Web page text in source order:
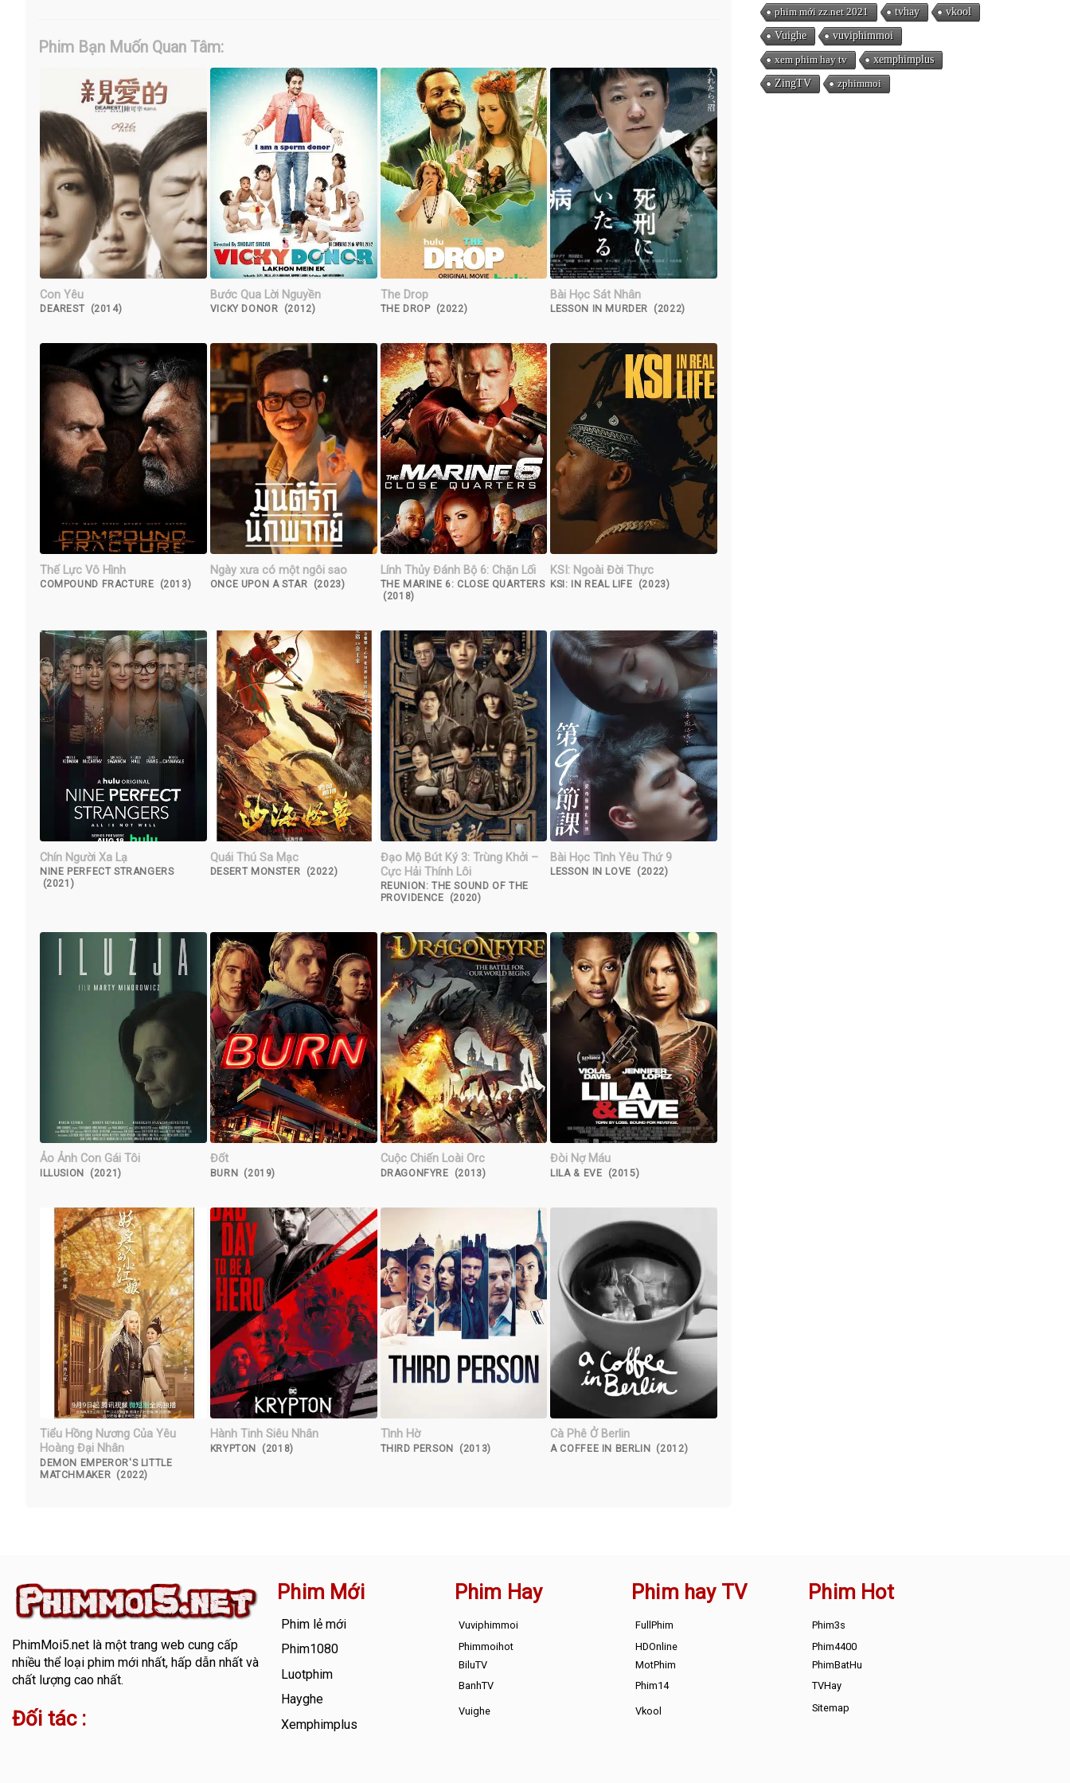
Phim Bạn Muốn Quan Tâm:
Con Yêu
DEAREST (2014)
Bước Qua Lời Nguyền
VICKY DONOR (2012)
The Drop
THE DROP (2022)
Bài Học Sát Nhân
LESSON IN MURDER (2022)
Thế Lực Vô Hình
COMPOUND FRACTURE (2013)
Ngày xưa có một ngôi sao
ONCE UPON A STAR (2023)
Lính Thủy Đánh Bộ 6: Chặn Lối
THE MARINE 6: CLOSE QUARTERS
(2018)
KSI: Ngoài Đời Thực
KSI: IN REAL LIFE (2023)
Chín Người Xa Lạ
NINE PERFECT STRANGERS
(2021)
Quái Thú Sa Mạc
DESERT MONSTER (2022)
Đạo Mộ Bút Ký 3: Trùng Khởi –
Cực Hải Thính Lôi
REUNION: THE SOUND OF THE
PROVIDENCE (2020)
Bài Học Tình Yêu Thứ 9
LESSON IN LOVE (2022)
Ảo Ảnh Con Gái Tôi
ILLUSION (2021)
Đốt
BURN (2019)
Cuộc Chiến Loài Orc
DRAGONFYRE (2013)
Đòi Nợ Máu
LILA & EVE (2015)
Tiểu Hồng Nương Của Yêu
Hoàng Đại Nhân
DEMON EMPEROR'S LITTLE
MATCHMAKER (2022)
Hành Tinh Siêu Nhân
KRYPTON (2018)
Tình Hờ
THIRD PERSON (2013)
Cà Phê Ở Berlin
A COFFEE IN BERLIN (2012)
phim mới zz.net 2021
tvhay
vkool
Vuighe
vuviphimmoi
xem phim hay tv
xemphimplus
ZingTV
zphimmoi
PhimMoi5.netlà một trang web cung cấp
nhiều thể loại phim mới nhất, hấp dẫn nhất và
chất lượng cao nhất.
Đối tác :
Phim Mới
Phim lẻ mới
Phim1080
Luotphim
Hayghe
Xemphimplus
Phim Hay
Vuviphimmoi
Phimmoihot
BiluTV
BanhTV
Vuighe
Phim hay TV
FullPhim
HDOnline
MotPhim
Phim14
Vkool
Phim Hot
Phim3s
Phim4400
PhimBatHu
TVHay
Sitemap